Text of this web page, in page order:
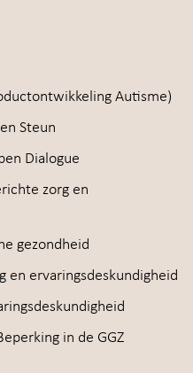
Autisme)
Steun
Dialogue
zorg en
gezondheid
ervaringsdeskundigheid
in de GGZ